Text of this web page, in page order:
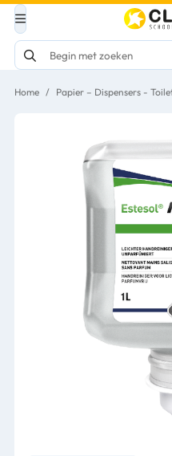
Home / Papier – Dispensers -